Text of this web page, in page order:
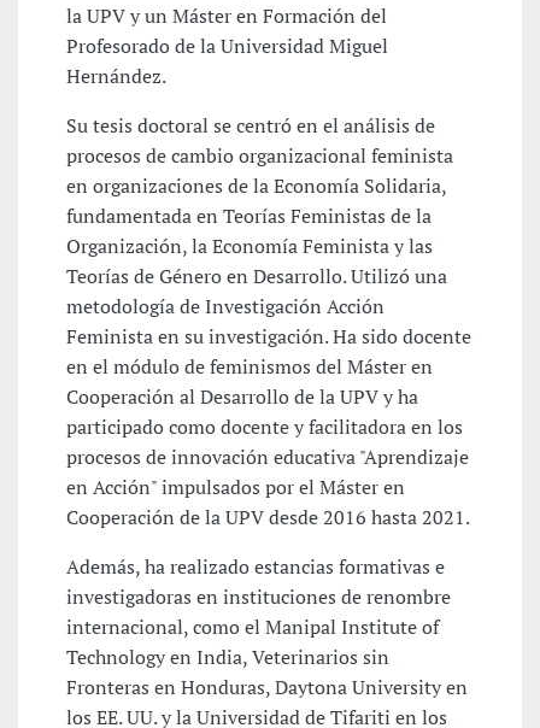
la UPV y un Máster en Formación del
Profesorado de la Universidad Miguel
Hernández.
Su tesis doctoral se centró en el análisis de
procesos de cambio organizacional feminista
en organizaciones de la Economía Solidaria,
fundamentada en Teorías Feministas de la
Organización, la Economía Feminista y las
Teorías de Género en Desarrollo. Utilizó una
metodología de Investigación Acción
Feminista en su investigación. Ha sido docente
en el módulo de feminismos del Máster en
Cooperación al Desarrollo de la UPV y ha
participado como docente y facilitadora en los
procesos de innovación educativa "Aprendizaje
en Acción" impulsados por el Máster en
Cooperación de la UPV desde 2016 hasta 2021.
Además, ha realizado estancias formativas e
investigadoras en instituciones de renombre
internacional, como el Manipal Institute of
Technology en India, Veterinarios sin
Fronteras en Honduras, Daytona University en
los EE. UU. y la Universidad de Tifariti en los